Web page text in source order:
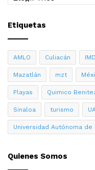
Etiquetas
AMLO Culiacán
Mazatlán mzt
Playas Quimico
Sinaloa turismo
Universidad Autónoma de
Quienes Somos